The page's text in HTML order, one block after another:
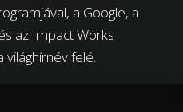
a Google, a
az Impact Works
világhírnév felé.